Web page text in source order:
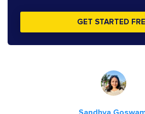
GET STARTED